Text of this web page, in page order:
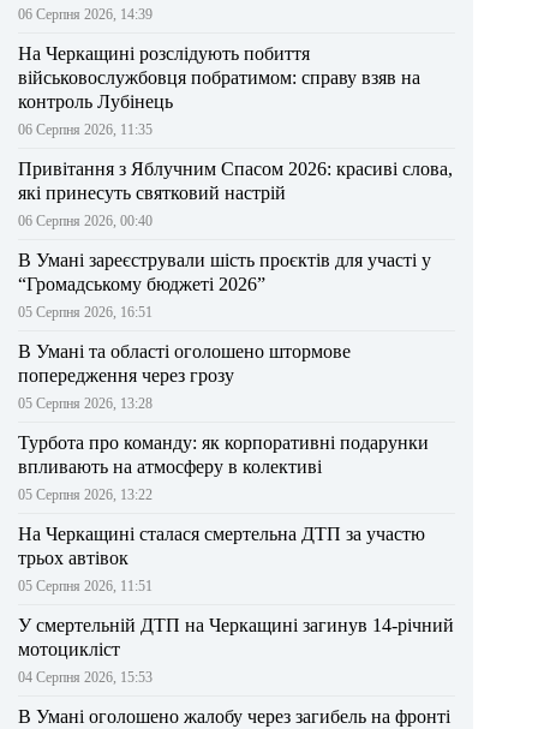
06 Серпня 2026, 14:39
На Черкащині розслідують побиття
військовослужбовця побратимом: справу взяв на
контроль Лубінець
06 Серпня 2026, 11:35
Привітання з Яблучним Спасом 2026: красиві слова,
які принесуть святковий настрій
06 Серпня 2026, 00:40
В Умані зареєстрували шість проєктів для участі у
“Громадському бюджеті 2026”
05 Серпня 2026, 16:51
В Умані та області оголошено штормове
попередження через грозу
05 Серпня 2026, 13:28
Турбота про команду: як корпоративні подарунки
впливають на атмосферу в колективі
05 Серпня 2026, 13:22
На Черкащині сталася смертельна ДТП за участю
трьох автівок
05 Серпня 2026, 11:51
У смертельній ДТП на Черкащині загинув 14-річний
мотоцикліст
04 Серпня 2026, 15:53
В Умані оголошено жалобу через загибель на фронті